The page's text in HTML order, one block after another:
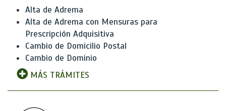
Alta de Adrema
Alta de Adrema con Mensuras para
Prescripción Adquisitiva
Cambio de Domicilio Postal
Cambio de Dominio
MÁS TRÁMITES